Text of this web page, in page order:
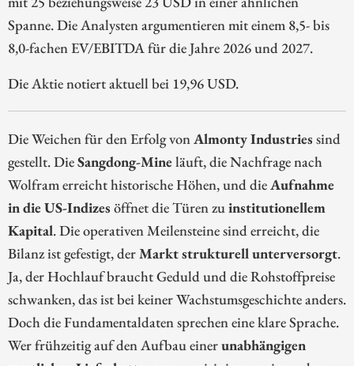
Spanne. Die Analysten argumentieren mit einem 8,5- bis
8,0-fachen EV/EBITDA für die Jahre 2026 und 2027.
Die Aktie notiert aktuell bei 19,96 USD.
Die Weichen für den Erfolg vonAlmonty Industries sind
gestellt. DieSangdong-Mineläuft, die Nachfrage nach
Wolfram erreicht historische Höhen, und dieAufnahme
in die US-Indizes öffnet die Türen zuinstitutionellem
Kapital. Die operativen Meilensteine sind erreicht, die
Bilanz ist gefestigt, derMarkt strukturell unterversorgt.
Ja, der Hochlauf braucht Geduld und die Rohstoffpreise
schwanken, das ist bei keiner Wachstumsgeschichte anders.
Doch die Fundamentaldaten sprechen eine klare Sprache.
Wer frühzeitig auf den Aufbau einerunabhängigen